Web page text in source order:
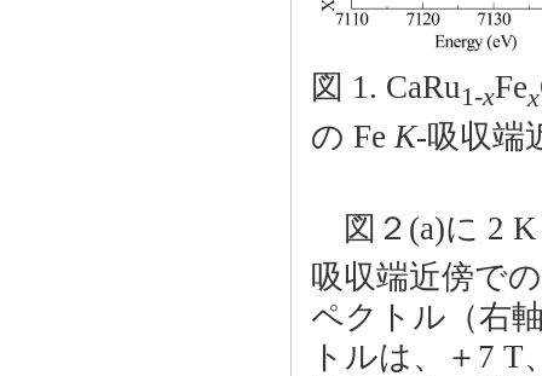
図 1. CaRu1-xFex
の Fe K-吸収端
図２(a)に 2 K
吸収端近傍で
ペクトル（右
トルは、＋7